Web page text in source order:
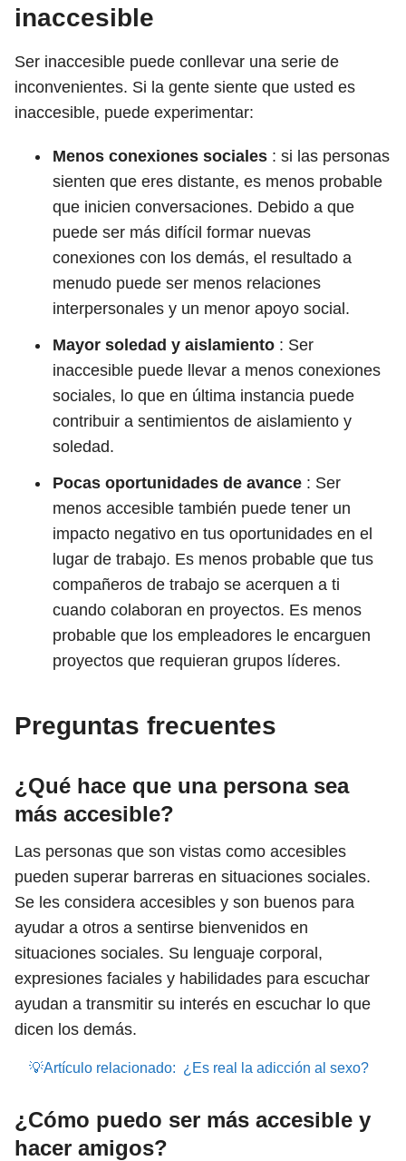
inaccesible
Ser inaccesible puede conllevar una serie de
inconvenientes. Si la gente siente que usted es
inaccesible, puede experimentar:
Menos conexiones sociales : si las personas
sienten que eres distante, es menos probable
que inicien conversaciones. Debido a que
puede ser más difícil formar nuevas
conexiones con los demás, el resultado a
menudo puede ser menos relaciones
interpersonales y un menor apoyo social.
Mayor soledad y aislamiento : Ser
inaccesible puede llevar a menos conexiones
sociales, lo que en última instancia puede
contribuir a sentimientos de aislamiento y
soledad.
Pocas oportunidades de avance : Ser
menos accesible también puede tener un
impacto negativo en tus oportunidades en el
lugar de trabajo. Es menos probable que tus
compañeros de trabajo se acerquen a ti
cuando colaboran en proyectos. Es menos
probable que los empleadores le encarguen
proyectos que requieran grupos líderes.
Preguntas frecuentes
¿Qué hace que una persona sea
más accesible?
Las personas que son vistas como accesibles
pueden superar barreras en situaciones sociales.
Se les considera accesibles y son buenos para
ayudar a otros a sentirse bienvenidos en
situaciones sociales. Su lenguaje corporal,
expresiones faciales y habilidades para escuchar
ayudan a transmitir su interés en escuchar lo que
dicen los demás.
💡Artículo relacionado: ¿Es real la adicción al sexo?
¿Cómo puedo ser más accesible y
hacer amigos?